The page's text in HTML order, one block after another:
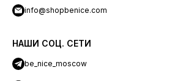
info@shopbenice.com
НАШИ СОЦ. СЕТИ
be_nice_moscow